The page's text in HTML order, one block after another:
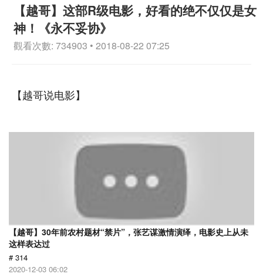
【越哥】这部R级电影，好看的绝不仅仅是女
神！《永不妥协》
觀看次數: 734903 • 2018-08-22 07:25
【越哥说电影】
【越哥】30年前农村题材“禁片”，张艺谋激情演绎，电影史上从未
这样表达过
# 314
2020-12-03 06:02